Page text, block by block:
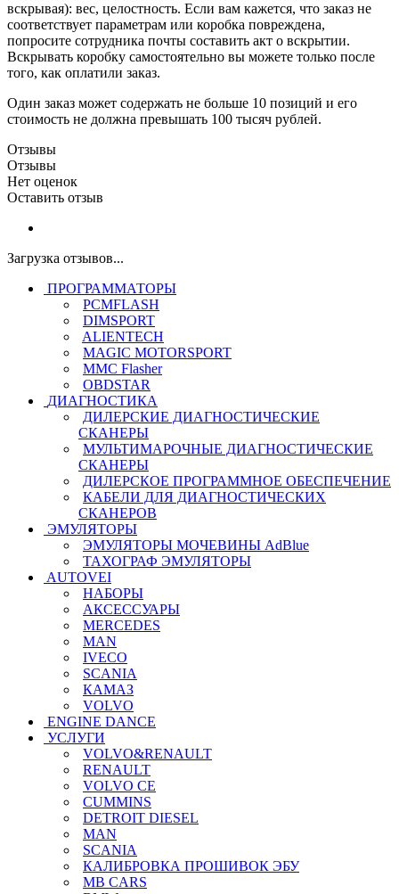
вскрывая): вес, целостность. Если вам кажется, что заказ не
соответствует параметрам или коробка повреждена,
попросите сотрудника почты составить акт о вскрытии.
Вскрывать коробку самостоятельно вы можете только после
того, как оплатили заказ.
Один заказ может содержать не больше 10 позиций и его
стоимость не должна превышать 100 тысяч рублей.
Отзывы
Отзывы
Нет оценок
Оставить отзыв
Загрузка отзывов...
ПРОГРАММАТОРЫ
PCMFLASH
DIMSPORT
ALIENTECH
MAGIC MOTORSPORT
MMC Flasher
OBDSTAR
ДИАГНОСТИКА
ДИЛЕРСКИЕ ДИАГНОСТИЧЕСКИЕ
СКАНЕРЫ
МУЛЬТИМАРОЧНЫЕ ДИАГНОСТИЧЕСКИЕ
СКАНЕРЫ
ДИЛЕРСКОЕ ПРОГРАММНОЕ ОБЕСПЕЧЕНИЕ
КАБЕЛИ ДЛЯ ДИАГНОСТИЧЕСКИХ
СКАНЕРОВ
ЭМУЛЯТОРЫ
ЭМУЛЯТОРЫ МОЧЕВИНЫ АdBlue
ТАХОГРАФ ЭМУЛЯТОРЫ
AUTOVEI
НАБОРЫ
АКСЕССУАРЫ
MERCEDES
MAN
IVECO
SCANIA
КАМАЗ
VOLVO
ENGINE DANCE
УСЛУГИ
VOLVO&RENAULT
RENAULT
VOLVO CE
CUMMINS
DETROIT DIESEL
MAN
SCANIA
КАЛИБРОВКА ПРОШИВОК ЭБУ
MB CARS